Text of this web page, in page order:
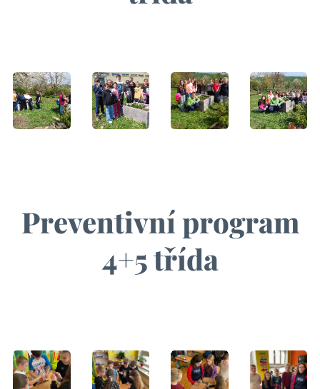
Preventivní program
4+5 třída